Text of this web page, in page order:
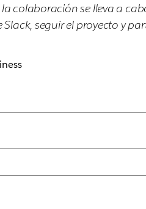
colaboración se lleva a
seguir el proyecto y